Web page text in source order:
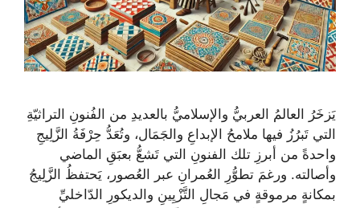
يَزخَرُ العالمُ العربيُّ والإسلاميُّ بالعديدِ من الفُنونِ التراثيّةِ
التي تَبرُزُ فيها ملامحُ الإبداعِ والجَمَال، وتُعَدُّ حِرْفَةُ الزَّلِيجِ
واحدةً من أبرزِ تلك الفنونِ التي تَشعُّ بعبَقِ الماضي
وأصالته. ورغمَ تطوُّرِ العُمرانِ عبر العُصور، يَحتفظُ الزَّلِيجُ
بمكانةٍ مرموقةٍ في مَجالِ التَّزْيِينِ والديكورِ الدّاخليِّ